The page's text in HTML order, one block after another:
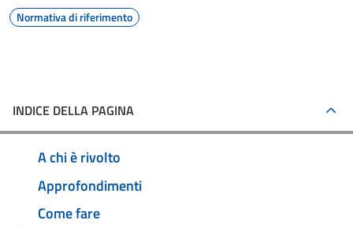
Normativa di riferimento
INDICE DELLA PAGINA
A chi è rivolto
Approfondimenti
Come fare